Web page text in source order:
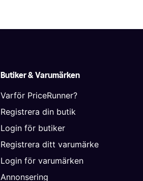
Butiker & Varumärken
Varför PriceRunner?
Registrera din butik
Login för butiker
Registrera ditt varumärke
Login för varumärken
Annonsering